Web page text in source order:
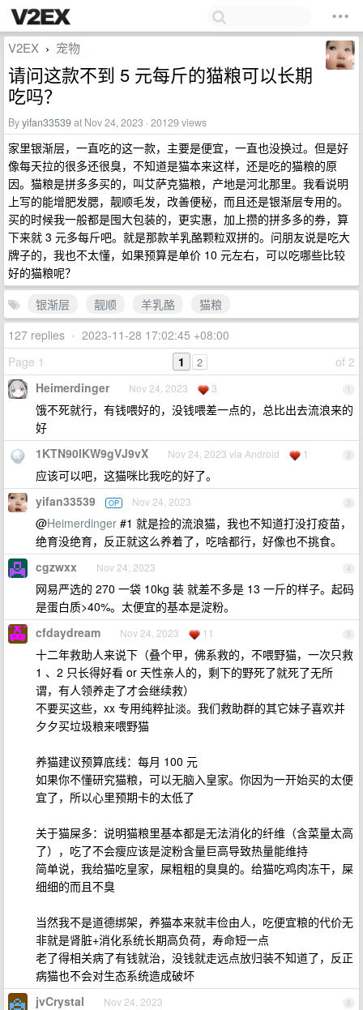
V2EX › 宠物
请问这款不到 5 元每斤的猫粮可以长期
吃吗？
Byyifan33539at Nov 24, 2023 · 20129 views
家里银渐层，一直吃的这一款，主要是便宜，一直也没换过。但是好
像每天拉的很多还很臭，不知道是猫本来这样，还是吃的猫粮的原
因。猫粮是拼多多买的，叫艾萨克猫粮，产地是河北那里。我看说明
上写的能增肥发腮，靓顺毛发，改善便秘，而且还是银渐层专用的。
买的时候我一般都是囤大包装的，更实惠，加上攒的拼多多的券，算
下来就 3 元多每斤吧。就是那款羊乳酪颗粒双拼的。问朋友说是吃大
牌子的，我也不太懂，如果预算是单价 10 元左右，可以吃哪些比较
好的猫粮呢？
银渐层
靓顺 羊乳酪
猫粮
127 replies • 2023-11-28 17:02:45 +08:00
Page 1
of 2
1 2
1
Heimerdinger Nov 24, 2023 3
饿不死就行，有钱喂好的，没钱喂差一点的，总比出去流浪来的
好
2
1KTN90lKW9gVJ9vX Nov 24, 2023 via Android 1
应该可以吧，这猫咪比我吃的好了。
3
yifan33539 OP Nov 24, 2023
@Heimerdinger #1 就是捡的流浪猫，我也不知道打没打疫苗，
绝育没绝育，反正就这么养着了，吃啥都行，好像也不挑食。
4
cgzwxx Nov 24, 2023
网易严选的 270 一袋 10kg 装 就差不多是 13 一斤的样子。起码
是蛋白质>40%。太便宜的基本是淀粉。
5
cfdaydream Nov 24, 2023 11
十二年救助人来说下（叠个甲，佛系救的，不喂野猫，一次只救
1 、2 只长得好看 or 天性亲人的，剩下的野死了就死了无所
谓，有人领养走了才会继续救）
不要买这些，xx 专用纯粹扯淡。我们救助群的其它妹子喜欢并
夕夕买垃圾粮来喂野猫
养猫建议预算底线：每月 100 元
如果你不懂研究猫粮，可以无脑入皇家。你因为一开始买的太便
宜了，所以心里预期卡的太低了
关于猫屎多：说明猫粮里基本都是无法消化的纤维（含菜量太高
了），吃了不会瘦应该是淀粉含量巨高导致热量能维持
简单说，我给猫吃皇家，屎粗粗的臭臭的。给猫吃鸡肉冻干，屎
细细的而且不臭
当然我不是道德绑架，养猫本来就丰俭由人，吃便宜粮的代价无
非就是肾脏+消化系统长期高负荷，寿命短一点
老了得相关病了有钱就治，没钱就走远点放归装不知道了，反正
病猫也不会对生态系统造成破坏
6
jvCrystal Nov 24, 2023